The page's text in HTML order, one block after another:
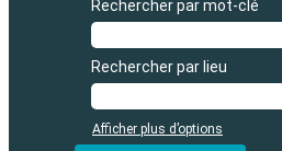
Rechercher par mot-clé
Rechercher par lieu
Afficher plus d’options